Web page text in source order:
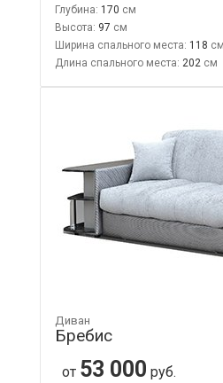
Глубина: 170
Высота: 97
Ширина спального места: 118
Длина спального места: 202
Диван
Бребис
от 53 000 руб.